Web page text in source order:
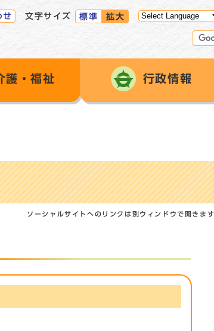
せ 文字サイズ 標準 拡大
護・福祉 行政情報
ソーシャルサイトへのリンクは別ウィンドウで開きます